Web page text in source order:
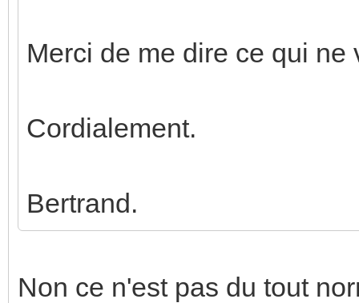
Merci de me dire ce qui ne
Cordialement.
Bertrand.
Non ce n'est pas du tout